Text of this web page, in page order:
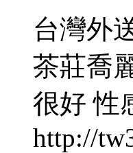
台灣外
茶莊喬
很好 性
http://